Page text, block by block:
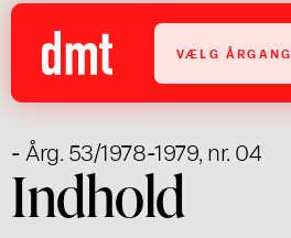
VÆLG ÅRGANG
- Årg. 53/1978-1979, nr. 04
Indhold